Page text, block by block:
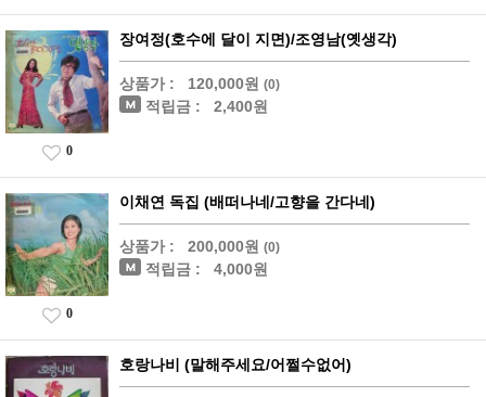
장여정(호수에 달이 지면)/조영남(옛생각)
상품가 : 120,000원 (0)
적립금 : 2,400원
0
이채연 독집 (배떠나네/고향을 간다네)
상품가 : 200,000원 (0)
적립금 : 4,000원
0
호랑나비 (말해주세요/어쩔수없어)